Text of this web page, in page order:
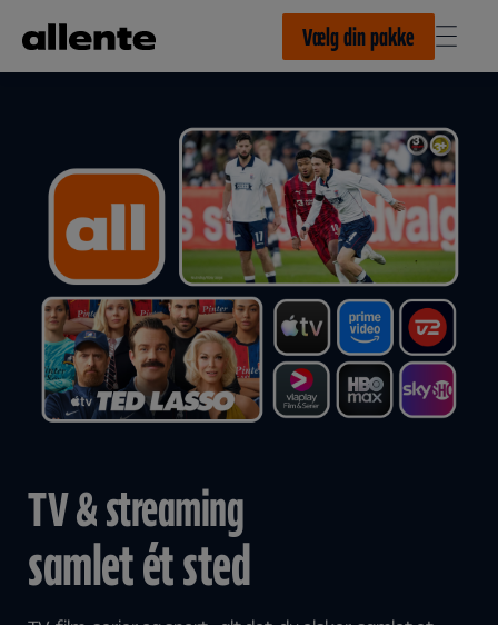
Vælg din pakke
TV & streaming
samlet ét sted